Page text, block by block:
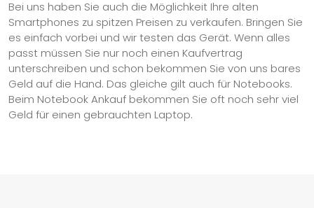
Bei uns haben Sie auch die Möglichkeit Ihre alten
Smartphones zu spitzen Preisen zu verkaufen. Bringen Sie
es einfach vorbei und wir testen das Gerät. Wenn alles
passt müssen Sie nur noch einen Kaufvertrag
unterschreiben und schon bekommen Sie von uns bares
Geld auf die Hand. Das gleiche gilt auch für Notebooks.
Beim Notebook Ankauf bekommen Sie oft noch sehr viel
Geld für einen gebrauchten Laptop.